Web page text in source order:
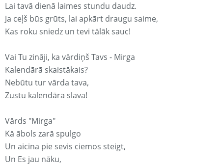
Lai tavā dienā laimes stundu daudz.
Ja ceļš būs grūts, lai apkārt draugu saime,
Kas roku sniedz un tevi tālāk sauc!
Vai Tu zināji, ka vārdiņš Tavs - Mirga
Kalendārā skaistākais?
Nebūtu tur vārda tava,
Zustu kalendāra slava!
Vārds "Mirga"
Kā ābols zarā spulgo
Un aicina pie sevis ciemos steigt,
Un Es jau nāku,